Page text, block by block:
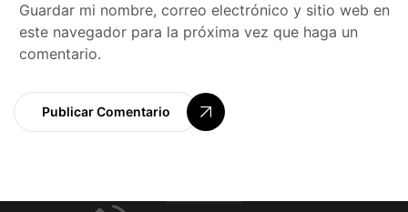
Guardar mi nombre, correo electrónico y sitio web en
este navegador para la próxima vez que haga un
comentario.
Publicar Comentario